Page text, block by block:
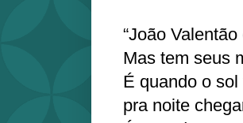
“João
Mas tem seus
É quando o
pra noite